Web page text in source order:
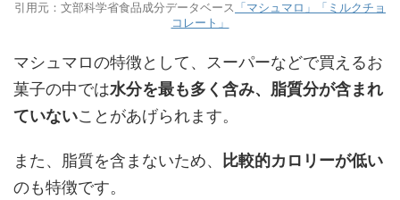
引用元：文部科学省食品成分データベース 「マシュマロ」
「ミルクチョ
コレート」
マシュマロの特徴として、スーパーなどで買えるお
菓子の中では水分を最も多く含み、脂質分が含まれ
ていないことがあげられます。
また、脂質を含まないため、
比較的カロリーが低い
のも特徴です。